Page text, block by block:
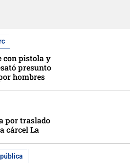
con pistola y
presunto
hombres
por traslado
cárcel La